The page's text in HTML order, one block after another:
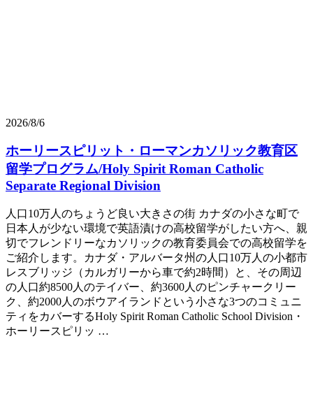
2026/8/6
ホーリースピリット・ローマンカソリック教育区
留学プログラム/Holy Spirit Roman Catholic
Separate Regional Division
人口10万人のちょうど良い大きさの街 カナダの小さな町で
日本人が少ない環境で英語漬けの高校留学がしたい方へ、親
切でフレンドリーなカソリックの教育委員会での高校留学を
ご紹介します。カナダ・アルバータ州の人口10万人の小都市
レスブリッジ（カルガリーから車で約2時間）と、その周辺
の人口約8500人のテイバー、約3600人のピンチャークリー
ク、約2000人のボウアイランドという小さな3つのコミュニ
ティをカバーするHoly Spirit Roman Catholic School Division・
ホーリースピリッ …